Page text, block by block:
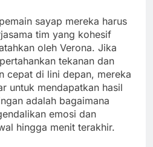
sayap mereka harus
tim yang kohesif
oleh Verona. Jika
tekanan dan
cepat di lini depan, mereka
untuk mendapatkan hasil
adalah bagaimana
emosi dan
hingga menit terakhir.